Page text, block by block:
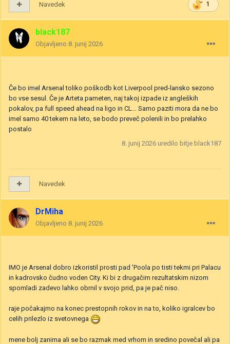
1
Navedek
black187
Objavljeno 8. junij 2026
Če bo imel Arsenal toliko poškodb kot Liverpool pred-lansko sezono
bo vse sesul. Če je Arteta pameten, naj takoj izpade iz angleških
pokalov, pa full speed ahead na ligo in CL… Samo paziti mora da ne bo
imel samo 40 tekem na leto, se bodo preveč polenili in bo prelahko
postalo
8. junij 2026 uredilo bitje black187
Navedek
DrMiha
Objavljeno 8. junij 2026
IMO je Arsenal dobro izkoristil prosti pad 'Poola po tisti tekmi pri Palacu
in kadrovsko čudno voden City. Ki bi z drugačim rezultatskim nizom
spomladi zadevo lahko obrnil v svojo prid, pa je pač niso.
raje počakajmo na konec prestopnih rokov in na to, koliko igralcev bo
celih prilezlo iz svetovnega
mene bolj zanima ali se bo razmak med vrhom in sredino povečal ali pa